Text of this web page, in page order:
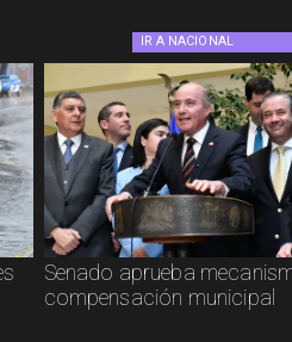
IR A NACIONAL
Senado aprueba
compensación municipal